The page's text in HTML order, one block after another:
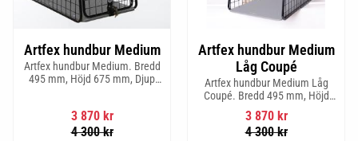
Artfex hundbur Medium
Artfex hundbur Medium. Bredd
495 mm, Höjd 675 mm, Djup
3 870kr
4 300kr
Artfex hundbur Medium
Låg Coupé
Artfex hundbur Medium Låg
Coupé. Bredd 495 mm, Höjd
580 mm, Djup 830 mm och Vikt
15,2 kg.
3 870kr
4 300kr